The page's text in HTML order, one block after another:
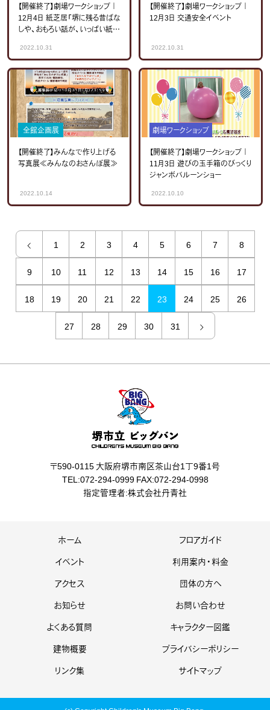
【開催終了】劇場ワークショップ｜
12月4日 紙芝居「堺に残る昔ばな
しや、おもろい話が、いっぱい紙芝
2022.10.31
【開催終了】劇場ワークショップ｜
12月3日 交通安全イベント
2022.10.31
全館企画展
【開催終了】みんなで作り上げる
写真展≪みんなのおさんぽ展≫
2022.10.14
劇場ワークショップ
【開催終了】劇場ワークショップ｜
11月3日 遊びの玉手箱のびっくり
ジャンボバルーンショー
2022.10.10
1 2 3 4 5 6 7 8
9 10 11 12 13 14 15 16 17
18 19 20 21 22 23 24 25 26
27 28 29 30 31
〒590-0115 大阪府堺市南区茶山台1丁9番1号
TEL:072-294-0999 FAX:072-294-0998
指定管理者:株式会社丹青社
ホーム
フロアガイド
イベント
利用案内・料金
アクセス
団体の方へ
お知らせ
お問い合わせ
よくある質問
キャラクター図鑑
建物概要
プライバシーポリシー
リンク集
サイトマップ